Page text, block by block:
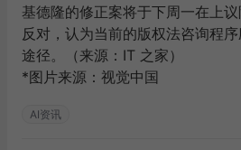
基德隆的修正案将于下周一在上
反对，认为当前的版权法咨询程
途径。（来源：IT 之家）
*图片来源： 视觉中国
AI资讯